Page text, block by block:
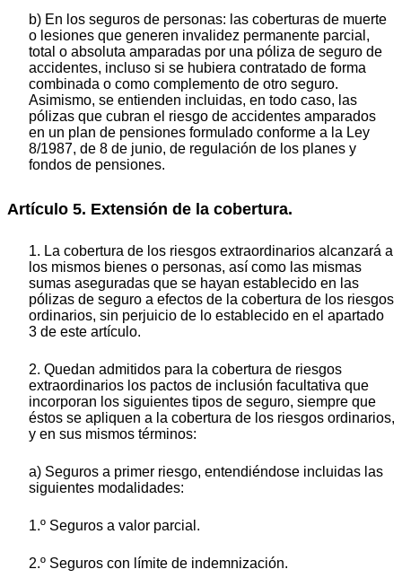
b) En los seguros de personas: las coberturas de muerte
o lesiones que generen invalidez permanente parcial,
total o absoluta amparadas por una póliza de seguro de
accidentes, incluso si se hubiera contratado de forma
combinada o como complemento de otro seguro.
Asimismo, se entienden incluidas, en todo caso, las
pólizas que cubran el riesgo de accidentes amparados
en un plan de pensiones formulado conforme a la Ley
8/1987, de 8 de junio, de regulación de los planes y
fondos de pensiones.
Artículo 5. Extensión de la cobertura.
1. La cobertura de los riesgos extraordinarios alcanzará a
los mismos bienes o personas, así como las mismas
sumas aseguradas que se hayan establecido en las
pólizas de seguro a efectos de la cobertura de los riesgos
ordinarios, sin perjuicio de lo establecido en el apartado
3 de este artículo.
2. Quedan admitidos para la cobertura de riesgos
extraordinarios los pactos de inclusión facultativa que
incorporan los siguientes tipos de seguro, siempre que
éstos se apliquen a la cobertura de los riesgos ordinarios,
y en sus mismos términos:
a) Seguros a primer riesgo, entendiéndose incluidas las
siguientes modalidades:
1.º Seguros a valor parcial.
2.º Seguros con límite de indemnización.